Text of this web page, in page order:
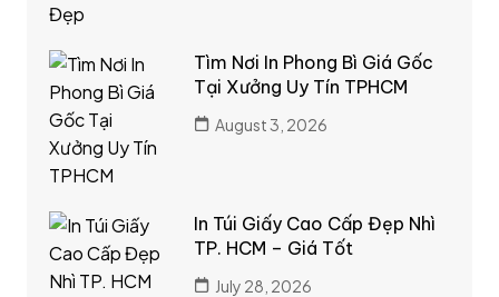
Tìm Nơi In Phong Bì Giá Gốc
Tại Xưởng Uy Tín TPHCM
August 3, 2026
In Túi Giấy Cao Cấp Đẹp Nhì
TP. HCM – Giá Tốt
July 28, 2026